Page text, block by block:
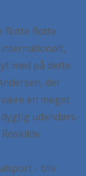
flotte flotte
med på dette
der
en meget
udendørs-
- bliv